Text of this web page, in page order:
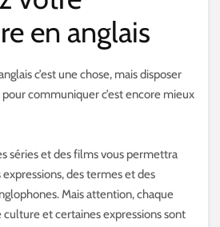
en anglais
c’est une chose, mais disposer
communiquer c’est encore mieux
séries et des films vous permettra
des termes et des
Mais attention, chaque
culture et certaines expressions sont